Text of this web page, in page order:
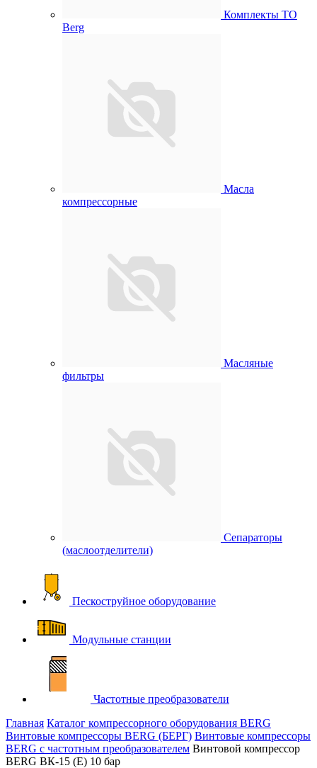
Комплекты ТО
Berg
Масла
компрессорные
Масляные
фильтры
Сепараторы
(маслоотделители)
Пескоструйное оборудование
Модульные станции
Частотные преобразователи
Главная Каталог компрессорного оборудования BERG
Винтовые компрессоры BERG (БЕРГ) Винтовые компрессоры
BERG с частотным преобразователем Винтовой компрессор
BERG ВК-15 (E) 10 бар